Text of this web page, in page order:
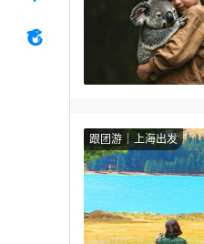
跟团游 上海出发